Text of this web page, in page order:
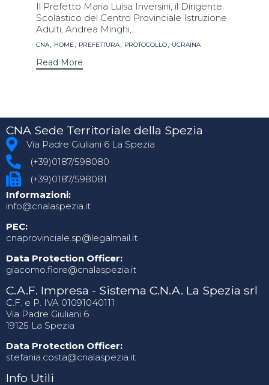
Il Prefetto Maria Luisa Inversini, il Dirigente
Scolastico del Centro Provinciale Istruzione
Adulti, Andrea Minghi,...
Tags
CNA, HOME , PREFETTURA, PROTOCOLLO, UCRAINA
Read More
CNA Sede Territoriale della Spezia
Via Padre Giuliani 6 La Spezia
(+39)0187/598080
(+39)0187/598081
Informazioni:
info@cnalaspezia.it
PEC:
cnaprovinciale.sp@legalmail.it
Data Protection Officer:
giacomo.fiore@cnalaspezia.it
C.A.F. Impresa - Sistema C.N.A. La Spezia srl
C.F. e P. IVA 01091040111
Via Padre Giuliani 6
19125 La Spezia
Data Protection Officer:
stefania.costa@cnalaspezia.it
Info Utili